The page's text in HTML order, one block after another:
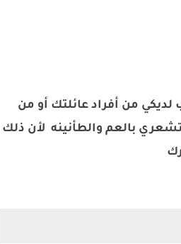
من أفراد عائلتك أو من
بالعم والطأنينه لأن ذلك